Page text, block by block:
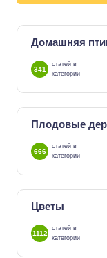
Домашняя
341
статей в
категории
Плодовые
666
статей в
категории
Цветы
1112
статей в
категории